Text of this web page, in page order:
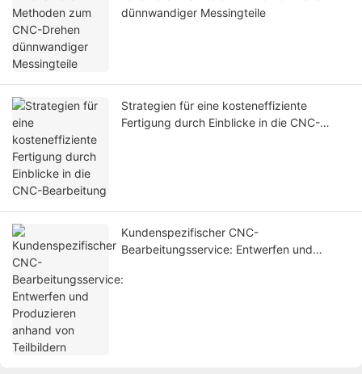
dünnwandiger Messingteile
Strategien für eine kosteneffiziente
Fertigung durch Einblicke in die CNC-
Kundenspezifischer CNC-
Bearbeitungsservice: Entwerfen und